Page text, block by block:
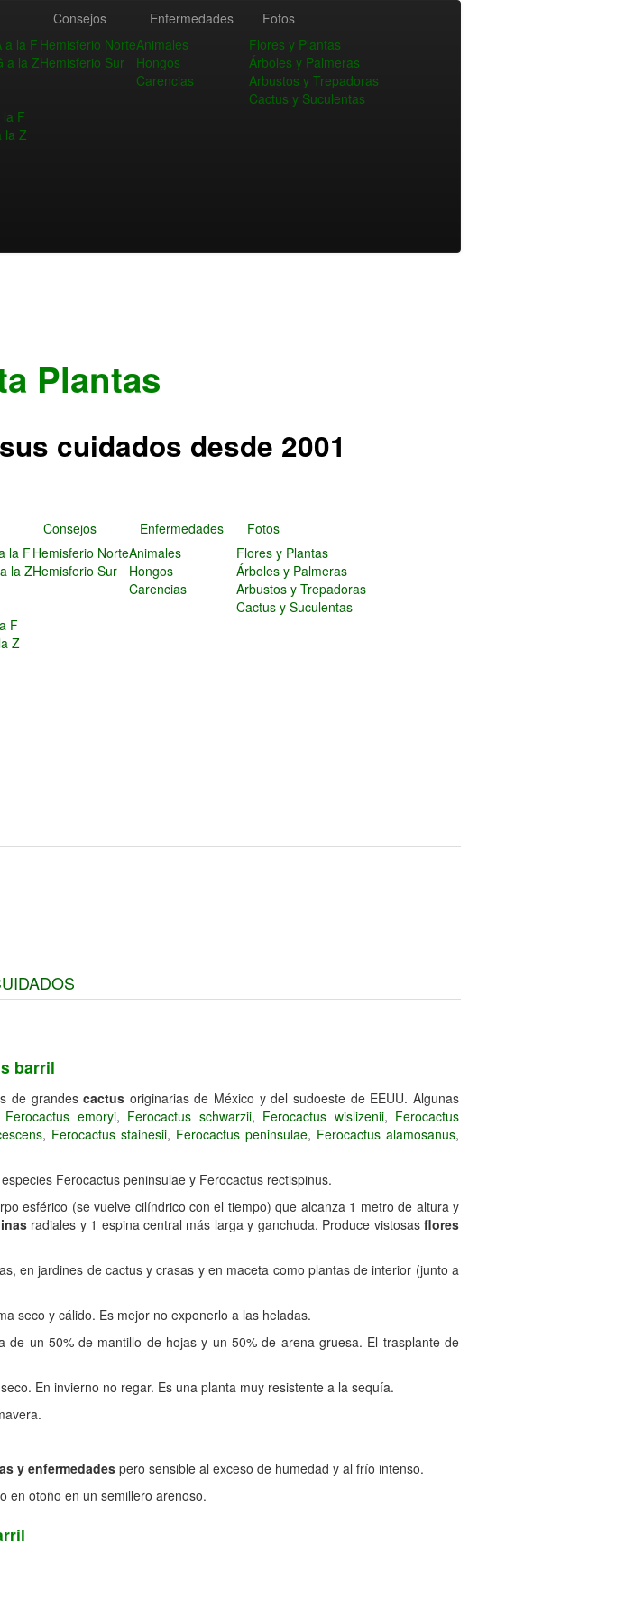
a la F
a la Z
F
la Z
Consejos
Hemisferio Norte
Hemisferio Sur
Enfermedades
Animales
Hongos
Carencias
Fotos
Flores y Plantas
Árboles y Palmeras
Arbustos y Trepadoras
Cactus y Suculentas
Plantas
cuidados desde 2001
la F
la Z
F
Z
Consejos
Hemisferio Norte
Hemisferio Sur
Enfermedades
Animales
Hongos
Carencias
Fotos
Flores y Plantas
Árboles y Palmeras
Arbustos y Trepadoras
Cactus y Suculentas
barril
de grandescactus originarias de México y del sudoeste de EEUU. Algunas
Ferocactus emoryi, Ferocactus schwarzii, Ferocactus wislizenii, Ferocactus
, Ferocactus stainesii, Ferocactus peninsulae, Ferocactus alamosanus,
Ferocactus peninsulae y Ferocactus rectispinus.
esférico (se vuelve cilíndrico con el tiempo) que alcanza 1 metro de altura y
radiales y 1 espina central más larga y ganchuda. Produce vistosasflores
en jardines de cactus y crasas y en maceta como plantas de interior (junto a
seco y cálido. Es mejor no exponerlo a las heladas.
un 50% de mantillo de hojas y un 50% de arena gruesa. El trasplante de
En invierno no regar. Es una planta muy resistente a la sequía.
y enfermedadespero sensible al exceso de humedad y al frío intenso.
en otoño en un semillero arenoso.